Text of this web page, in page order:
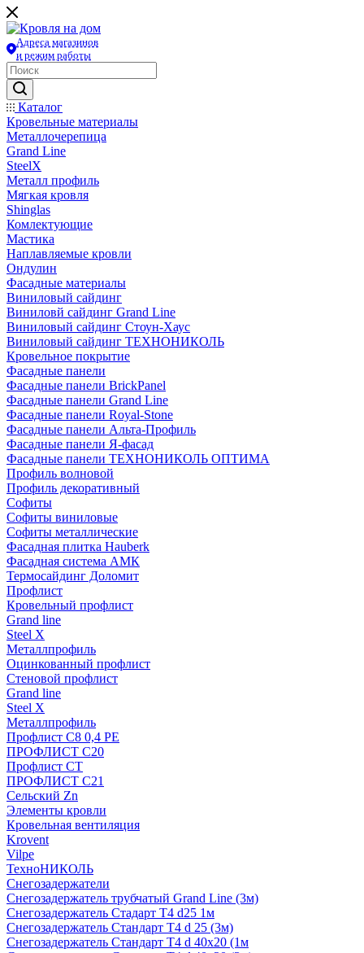
Адреса магазинов
и режим работы
Каталог
Кровельные материалы
Металлочерепица
Grand Line
SteelX
Металл профиль
Мягкая кровля
Shinglas
Комлектующие
Мастика
Наплавляемые кровли
Ондулин
Фасадные материалы
Виниловый сайдинг
Виниловй сайдинг Grand Line
Виниловый сайдинг Стоун-Хаус
Виниловый сайдинг ТЕХНОНИКОЛЬ
Кровельное покрытие
Фасадные панели
Фасадные панели BrickPanel
Фасадные панели Grand Line
Фасадные панели Royal-Stone
Фасадные панели Альта-Профиль
Фасадные панели Я-фасад
Фасадные панели ТЕХНОНИКОЛЬ ОПТИМА
Профиль волновой
Профиль декоративный
Софиты
Софиты виниловые
Софиты металлические
Фасадная плитка Hauberk
Фасадная система АМК
Термосайдинг Доломит
Профлист
Кровельный профлист
Grand line
Steel X
Металлпрофиль
Оцинкованный профлист
Стеновой профлист
Grand line
Steel X
Металлпрофиль
Профлист С8 0,4 РЕ
ПРОФЛИСТ С20
Профлист СТ
ПРОФЛИСТ С21
Сельский Zn
Элементы кровли
Кровельная вентиляция
Krovent
Vilpe
ТехноНИКОЛЬ
Снегозадержатели
Снегозадержатель трубчатый Grand Line (3м)
Снегозадержатель Стадарт Т4 d25 1м
Снегозадержатель Стандарт Т4 d 25 (3м)
Снегозадержатель Стандарт Т4 d 40х20 (1м